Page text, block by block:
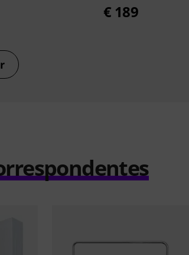
€ 189